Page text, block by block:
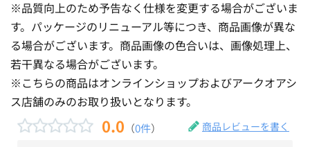
※品質向上のため予告なく仕様を変更する場合がございま
す。パッケージのリニューアル等につき、商品画像が異な
る場合がございます。商品画像の色合いは、画像処理上、
若干異なる場合がございます。
※こちらの商品はオンラインショップおよびアークオアシ
ス店舗のみのお取り扱いとなります。
0.0 （0件） 商品レビューを書く